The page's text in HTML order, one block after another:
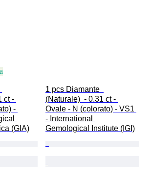
ct -
-
(GIA)
1 pcs Diamante
(Naturale)  - 0.31 ct -
Ovale - N (colorato) - VS1
- International
Gemological Institute (IGI)